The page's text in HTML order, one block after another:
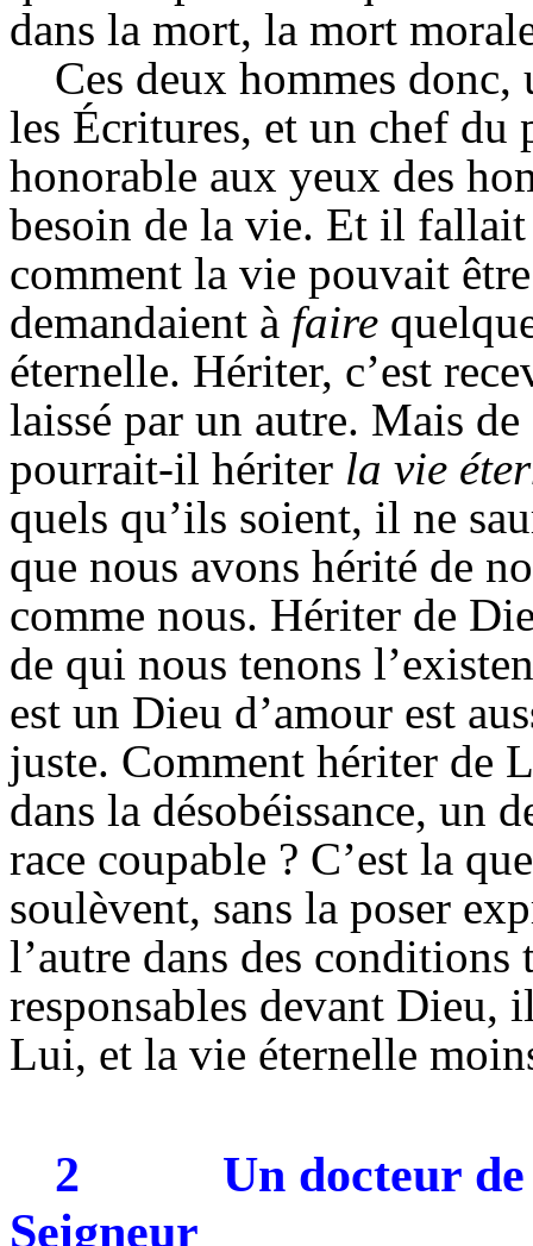
dans la mort, la mort
Ces deux hommes
les Écritures, et un chef du
honorable aux yeux des
besoin de la vie. Et il
comment la vie pouvait
demandaient à faire
éternelle. Hériter, c’est
laissé par un autre. Mais
pourrait-il hériter la vie
quels qu’ils soient, il ne
que nous avons hérité de
comme nous. Hériter de
de qui nous tenons
est un Dieu d’amour est
juste. Comment hériter de
dans la désobéissance, un
race coupable ? C’est la
soulèvent, sans la poser
l’autre dans des
responsables devant Dieu,
Lui, et la vie éternelle
2
Un docteur
Seigneur